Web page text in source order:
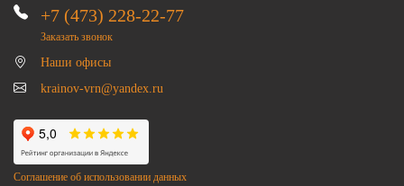
+7 (473) 228-22-77
Заказать звонок
Наши офисы
krainov-vrn@yandex.ru
Соглашение об использовании данных